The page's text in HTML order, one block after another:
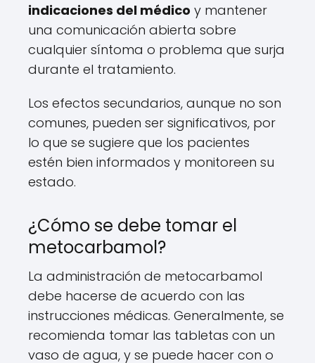
indicaciones del médico y mantener
una comunicación abierta sobre
cualquier síntoma o problema que surja
durante el tratamiento.
Los efectos secundarios, aunque no son
comunes, pueden ser significativos, por
lo que se sugiere que los pacientes
estén bien informados y monitoreen su
estado.
¿Cómo se debe tomar el
metocarbamol?
La administración de metocarbamol
debe hacerse de acuerdo con las
instrucciones médicas. Generalmente, se
recomienda tomar las tabletas con un
vaso de agua, y se puede hacer con o